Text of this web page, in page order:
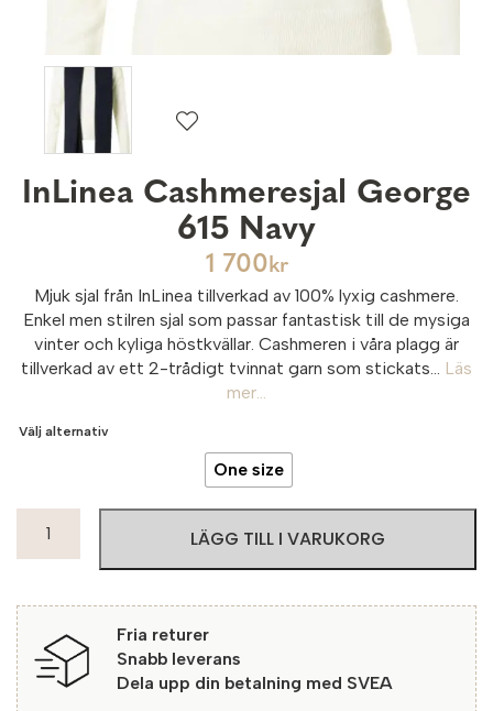
InLinea Cashmeresjal George
615 Navy
1 700 kr
Mjuk sjal från InLinea tillverkad av 100% lyxig cashmere.
Enkel men stilren sjal som passar fantastisk till de mysiga
vinter och kyliga höstkvällar. Cashmeren i våra plagg är
tillverkad av ett 2-trådigt tvinnat garn som stickats...
Läs
mer...
Välj alternativ
One size
Cashmeresjal
Navy
mängd
LÄGG TILL I VARUKORG
Fria returer
Snabb leverans
Dela upp din betalning med SVEA